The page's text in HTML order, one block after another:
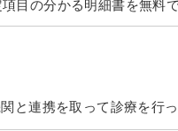
目の分かる明細書を無料
と連携を取って診療を行っ